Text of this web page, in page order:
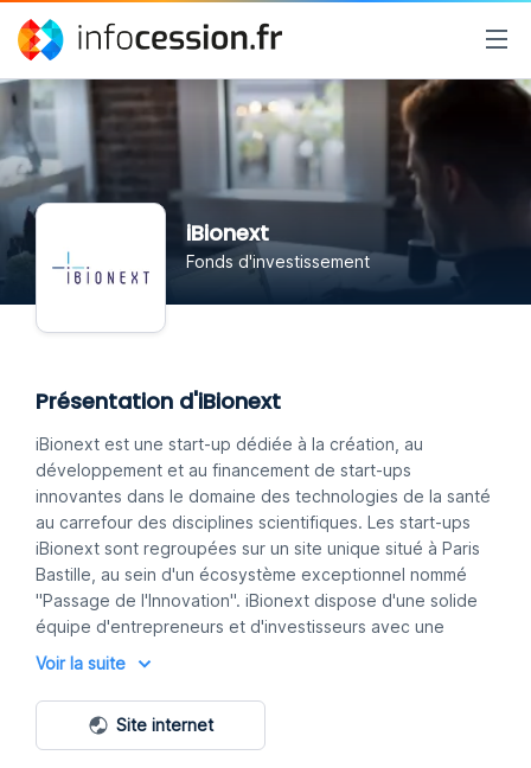
iBionext
Fonds d'investissement
Présentation d'iBionext
iBionext est une start-up dédiée à la création, au
développement et au financement de start-ups
innovantes dans le domaine des technologies de la santé
au carrefour des disciplines scientifiques. Les start-ups
iBionext sont regroupées sur un site unique situé à Paris
Bastille, au sein d'un écosystème exceptionnel nommé
"Passage de l'Innovation". iBionext dispose d'une solide
équipe d'entrepreneurs et d'investisseurs avec une
solide feuille de route dans le domaine de la santé.
pointe de leur réseau mondial de scientifiques et
d'experts issus d'institutions académiques et de centres
de R&D de premier plan dans le monde entier.
Voir la suite
Site internet